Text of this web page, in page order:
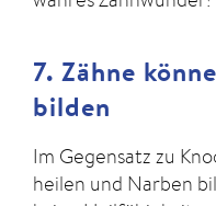
7. Zähne
bilden
Im Gegensatz zu
heilen und Narben